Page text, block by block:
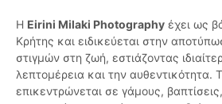
Η Eirini Milaki Photography έχει ως
Κρήτης και ειδικεύεται στην
στιγμών στη ζωή, εστιάζοντας
λεπτομέρεια και την αυθεντικότητα.
επικεντρώνεται σε γάμους,